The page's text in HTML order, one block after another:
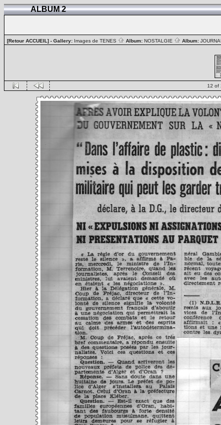
ALBUM 2
[Retour ACCUEIL] - Gallery: Images de TENES Album: NOSTALGIE Album:
12 of